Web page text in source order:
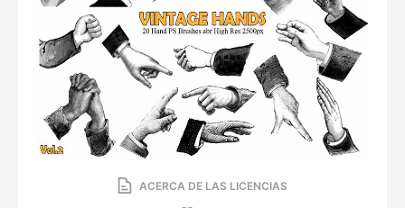
ACERCA DE LAS LICENCIAS